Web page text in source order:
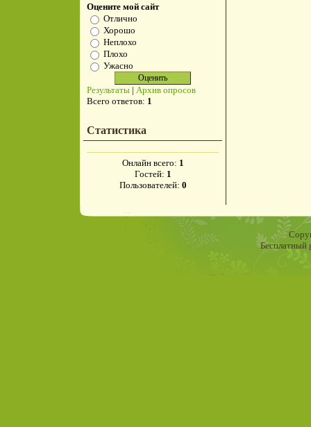
Оцените мой сайт
Отлично
Хорошо
Неплохо
Плохо
Ужасно
Результаты | Архив опросов
Всего ответов: 1
Статистика
Онлайн всего: 1
Гостей: 1
Пользователей: 0
Бесплатный